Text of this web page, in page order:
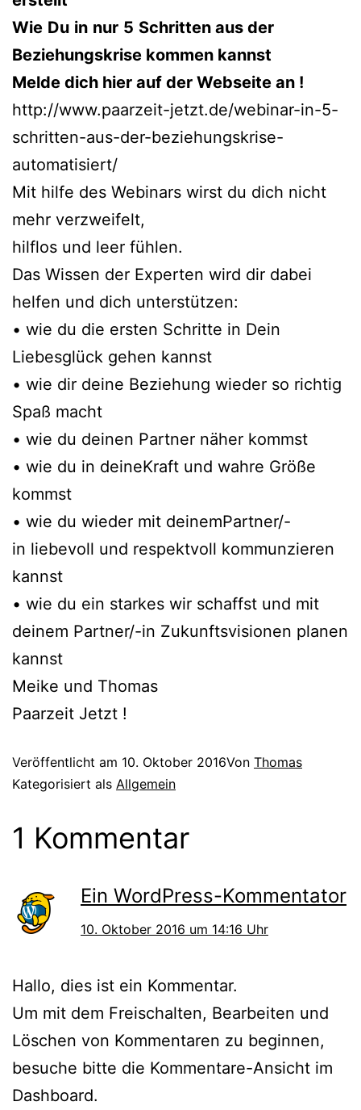
Wie Du in nur 5 Schritten aus der
Beziehungskrise kommen kannst
Melde dich hier auf der Webseite an !
http://www.paarzeit-jetzt.de/webinar-in-5-
schritten-aus-der-beziehungskrise-
automatisiert/
Mit hilfe des Webinars wirst du dich nicht
mehr verzweifelt,
hilflos und leer fühlen.
Das Wissen der Experten wird dir dabei
helfen und dich unterstützen:
• wie du die ersten Schritte in Dein
Liebesglück gehen kannst
• wie dir deine Beziehung wieder so richtig
Spaß macht
• wie du deinen Partner näher kommst
• wie du in deineKraft und wahre Größe
kommst
• wie du wieder mit deinemPartner/-
in liebevoll und respektvoll kommunzieren
kannst
• wie du ein starkes wir schaffst und mit
deinem Partner/-in Zukunftsvisionen planen
kannst
Meike und Thomas
Paarzeit Jetzt !
Veröffentlicht am 10. Oktober 2016Von Thomas
Kategorisiert als Allgemein
1 Kommentar
Ein WordPress-Kommentator
10. Oktober 2016 um 14:16 Uhr
Hallo, dies ist ein Kommentar.
Um mit dem Freischalten, Bearbeiten und
Löschen von Kommentaren zu beginnen,
besuche bitte die Kommentare-Ansicht im
Dashboard.